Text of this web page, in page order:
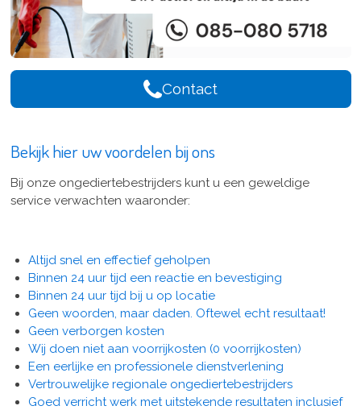
Contact
Bekijk hier uw voordelen bij ons
Bij onze ongediertebestrijders kunt u een geweldige
service verwachten waaronder:
Altijd snel en effectief geholpen
Binnen 24 uur tijd een reactie en bevestiging
Binnen 24 uur tijd bij u op locatie
Geen woorden, maar daden. Oftewel echt resultaat!
Geen verborgen kosten
Wij doen niet aan voorrijkosten (0 voorrijkosten)
Een eerlijke en professionele dienstverlening
Vertrouwelijke regionale ongediertebestrijders
Goed verricht werk met uitstekende resultaten inclusief